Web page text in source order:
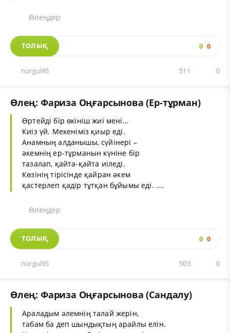
Өлеңдер
ТОЛЫҚ 0 0
nurgul95 0
511
Өлең: Фариза Оңғарсынова (Ер-тұрман)
Өртейді бір өкініш жиі мені…
Киіз үй. Мекеніміз қиыр еді.
Анамның алданышы, сүйінері –
әкемнің ер-тұрманын күніне бір
тазалап, қайта-қайта иіледі.
Көзінің тірісінде қайран әкем
қастерлеп қадір тұтқан бұйымы еді. ....
Өлеңдер
ТОЛЫҚ 0 0
nurgul95 0
503
Өлең: Фариза Оңғарсынова (Сандалу)
Араладым әлемнің талай жерін,
табам ба деп шындықтың арайлы елін.